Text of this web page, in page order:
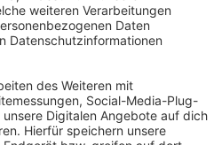
Firmen, wie etwa der
wirtschaftliche Grundlage